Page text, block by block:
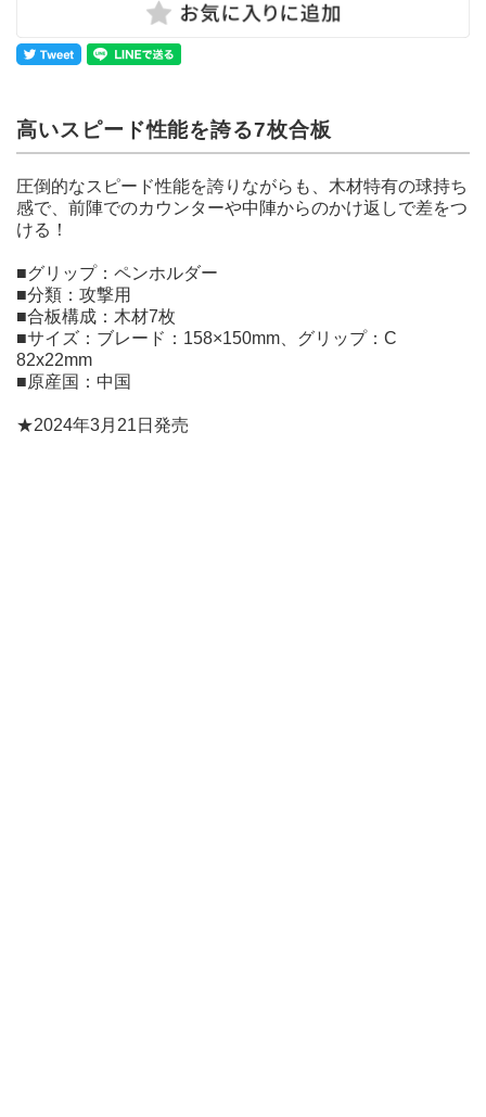
高いスピード性能を誇る7枚合板
圧倒的なスピード性能を誇りながらも、木材特有の球持ち
感で、前陣でのカウンターや中陣からのかけ返しで差をつ
ける！
■グリップ：ペンホルダー
■分類：攻撃用
■合板構成：木材7枚
■サイズ：ブレード：158×150mm、グリップ：C
82x22mm
■原産国：中国
★2024年3月21日発売